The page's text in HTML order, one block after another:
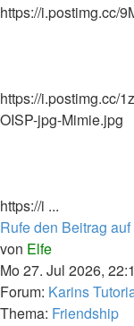
https://i.postimg.cc/
https://i.postimg.cc/
OISP-jpg-Mimie.jpg
https://i ...
Rufe den Beitrag auf
von Elfe
Mo 27. Jul 2026,
Forum: Karins
Thema: Friendship